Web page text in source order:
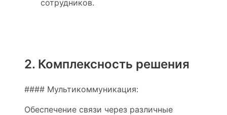
сотрудников.
2. Комплексность решения
#### Мультикоммуникация:
Обеспечение связи через различные